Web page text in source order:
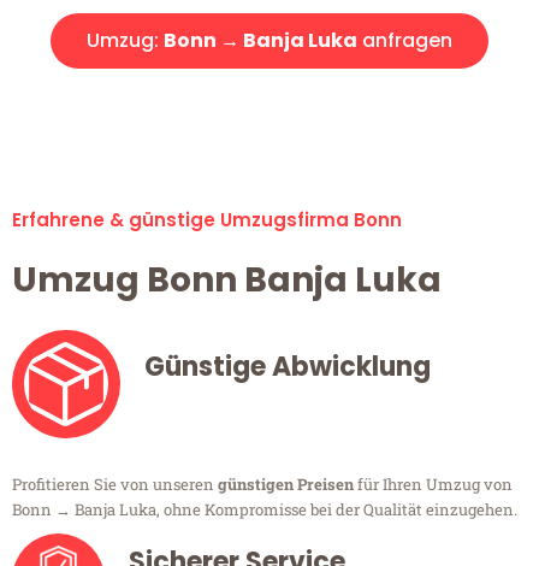
Umzug: Bonn → Banja Luka anfragen
Erfahrene & günstige Umzugsfirma Bonn
Umzug Bonn Banja Luka
Günstige Abwicklung
Profitieren Sie von unseren günstigen Preisenfür Ihren Umzug von
Bonn → Banja Luka, ohne Kompromisse bei der Qualität einzugehen.